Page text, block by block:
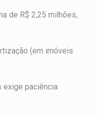
de R$ 2,25 milhões,
(em imóveis
exige paciência